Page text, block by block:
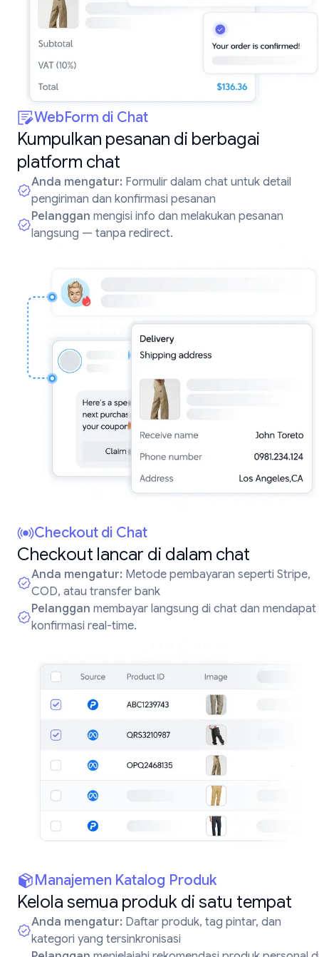
WebForm di Chat
Kumpulkan pesanan di berbagai
platform chat
Anda mengatur: Formulir dalam chat untuk detail
pengiriman dan konfirmasi pesanan
Pelanggan mengisi info dan melakukan pesanan
langsung — tanpa redirect.
Checkout di Chat
Checkout lancar di dalam chat
Anda mengatur: Metode pembayaran seperti Stripe,
COD, atau transfer bank
Pelanggan membayar langsung di chat dan mendapat
konfirmasi real-time.
Manajemen Katalog Produk
Kelola semua produk di satu tempat
Anda mengatur: Daftar produk, tag pintar, dan
kategori yang tersinkronisasi